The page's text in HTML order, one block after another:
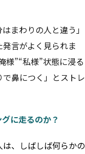
まわりの人と違う」
発言がよく見られま
様”“私様”状態に浸る
鼻につく」とストレ
に走るのか？
、しばしば何らかの